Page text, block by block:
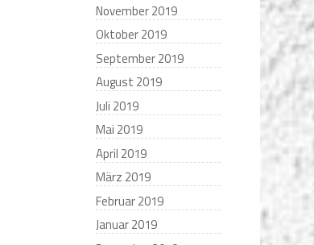
November 2019
Oktober 2019
September 2019
August 2019
Juli 2019
Mai 2019
April 2019
März 2019
Februar 2019
Januar 2019